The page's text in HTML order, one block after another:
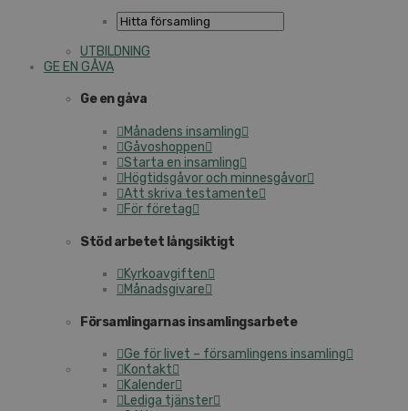
UTBILDNING
GE EN GÅVA
Ge en gåva
Månadens insamling
Gåvoshoppen
Starta en insamling
Högtidsgåvor och minnesgåvor
Att skriva testamente
För företag
Stöd arbetet långsiktigt
Kyrkoavgiften
Månadsgivare
Församlingarnas insamlingsarbete
Ge för livet – församlingens insamling
Kontakt
Kalender
Lediga tjänster